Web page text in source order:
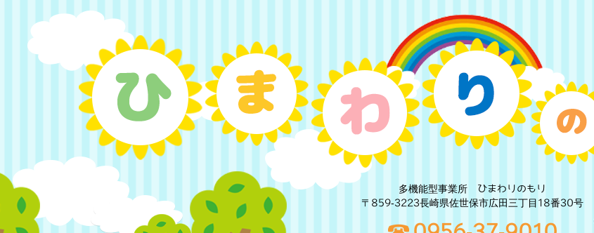
多機能型事業所 ひまわりのもり
〒859-3223長崎県佐世保市広田三丁目18番30号